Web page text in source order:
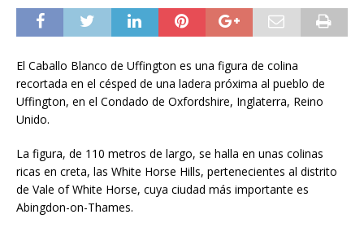
El Caballo Blanco de Uffington es una figura de colina
recortada en el césped de una ladera próxima al pueblo de
Uffington, en el Condado de Oxfordshire, Inglaterra, Reino
Unido.
La figura, de 110 metros de largo, se halla en unas colinas
ricas en creta, las White Horse Hills, pertenecientes al distrito
de Vale of White Horse, cuya ciudad más importante es
Abingdon-on-Thames.